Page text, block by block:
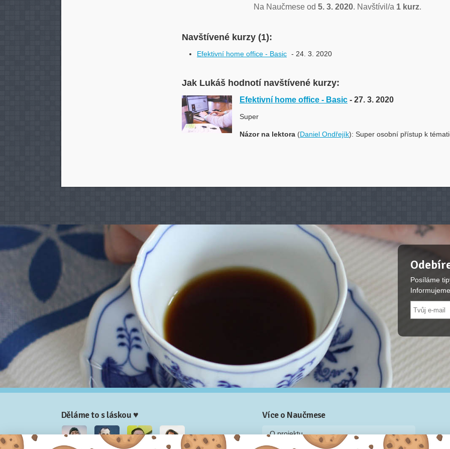
Na Naučmese od 5. 3. 2020. Navštívil/a 1 kurz.
Navštívené kurzy (1):
Efektivní home office - Basic - 24. 3. 2020
Jak Lukáš hodnotí navštívené kurzy:
Efektivní home office - Basic - 27. 3. 2020
Super
Názor na lektora (Daniel Ondřejík): Super osobní přístup k
Posíláme
Děláme to s láskou ♥ Více o Naučmese
O projektu